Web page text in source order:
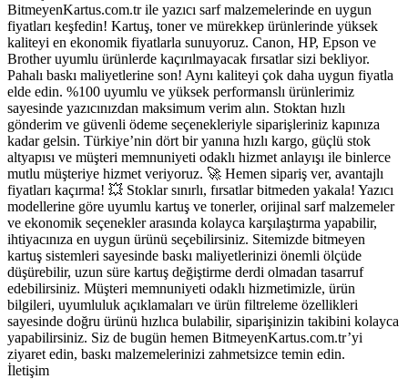
BitmeyenKartus.com.tr ile yazıcı sarf malzemelerinde en uygun
fiyatları keşfedin! Kartuş, toner ve mürekkep ürünlerinde yüksek
kaliteyi en ekonomik fiyatlarla sunuyoruz. Canon, HP, Epson ve
Brother uyumlu ürünlerde kaçırılmayacak fırsatlar sizi bekliyor.
Pahalı baskı maliyetlerine son! Aynı kaliteyi çok daha uygun fiyatla
elde edin. %100 uyumlu ve yüksek performanslı ürünlerimiz
sayesinde yazıcınızdan maksimum verim alın. Stoktan hızlı
gönderim ve güvenli ödeme seçenekleriyle siparişleriniz kapınıza
kadar gelsin. Türkiye’nin dört bir yanına hızlı kargo, güçlü stok
altyapısı ve müşteri memnuniyeti odaklı hizmet anlayışı ile binlerce
mutlu müşteriye hizmet veriyoruz. 🚀 Hemen sipariş ver, avantajlı
fiyatları kaçırma! 💥 Stoklar sınırlı, fırsatlar bitmeden yakala! Yazıcı
modellerine göre uyumlu kartuş ve tonerler, orijinal sarf malzemeler
ve ekonomik seçenekler arasında kolayca karşılaştırma yapabilir,
ihtiyacınıza en uygun ürünü seçebilirsiniz. Sitemizde bitmeyen
kartuş sistemleri sayesinde baskı maliyetlerinizi önemli ölçüde
düşürebilir, uzun süre kartuş değiştirme derdi olmadan tasarruf
edebilirsiniz. Müşteri memnuniyeti odaklı hizmetimizle, ürün
bilgileri, uyumluluk açıklamaları ve ürün filtreleme özellikleri
sayesinde doğru ürünü hızlıca bulabilir, siparişinizin takibini kolayca
yapabilirsiniz. Siz de bugün hemen BitmeyenKartus.com.tr’yi
ziyaret edin, baskı malzemelerinizi zahmetsizce temin edin.
İletişim